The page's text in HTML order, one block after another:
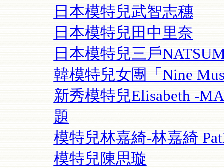
日本模特兒武智志穗
日本模特兒田中里奈
日本模特兒三戶
韓模特兒女團「Nine
新秀模特兒Elisabeth -
題
模特兒林嘉綺-林嘉綺
模特兒陳思璇